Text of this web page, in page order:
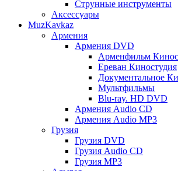
Струнные инструменты
Аксессуары
MuzKavkaz
Армения
Армения DVD
Арменфильм
Ереван Киностудия
Документальное
Мультфильмы
Blu-ray. HD DVD
Армения Audio CD
Армения Audio MP3
Грузия
Грузия DVD
Грузия Audio CD
Грузия MP3